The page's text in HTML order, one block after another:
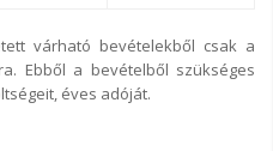
várható bevételekből csak a
Ebből a bevételből szükséges
éves adóját.